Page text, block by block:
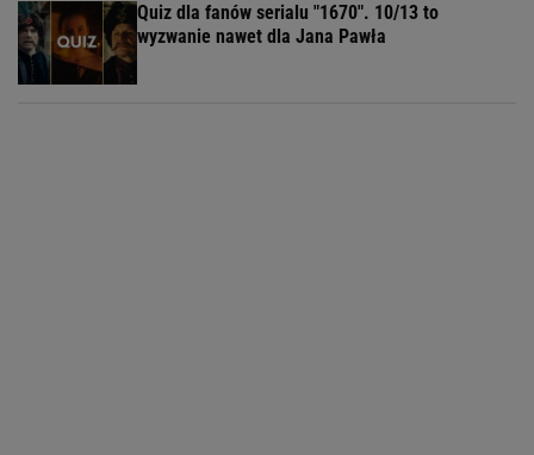
Quiz dla fanów serialu "1670". 10/13 to
wyzwanie nawet dla Jana Pawła